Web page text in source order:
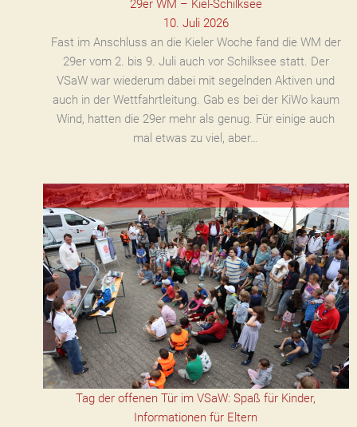
29er WM – Kiel-Schilksee
10. Juli 2026
Fast im Anschluss an die Kieler Woche fand die WM der
29er vom 2. bis 9. Juli auch vor Schilksee statt. Der
VSaW war wiederum dabei mit segelnden Aktiven und
auch in der Wettfahrtleitung. Gab es bei der KiWo kaum
Wind, hatten die 29er mehr als genug. Für einige auch
mal etwas zu viel, aber…
Tag der offenen Tür im VSaW: Spaß für Kinder,
Informationen für Eltern